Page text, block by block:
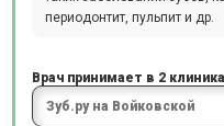
периодонтит, пульпит и др.
Врач принимает в 2